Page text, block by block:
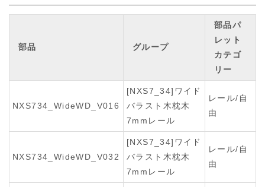
部品 グループ
部品パ
レット
カテゴ
リー
NXS734_WideWD_V016
[NXS7_34]ワイド
バラスト木枕木
7mmレール
レール/自
由
NXS734_WideWD_V032
[NXS7_34]ワイド
バラスト木枕木
7mmレール
レール/自
由